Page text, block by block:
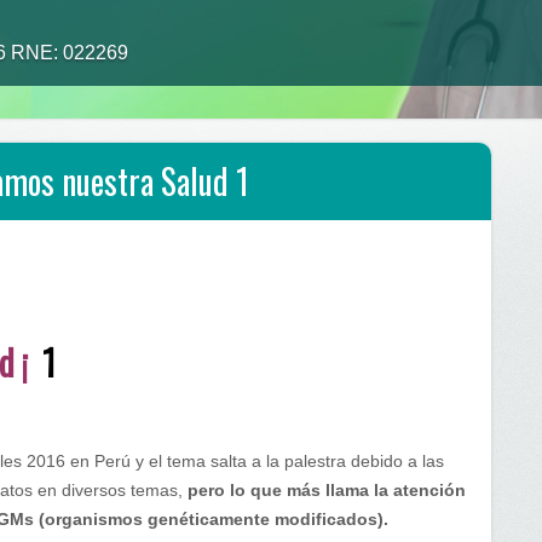
RNE: 022269
tu medicina”
nuestra Salud 1
¡1
2016 en Perú y el tema salta a la palestra debido a las
en diversos temas, pero lo que más llama la atención
(organismos genéticamente modificados).